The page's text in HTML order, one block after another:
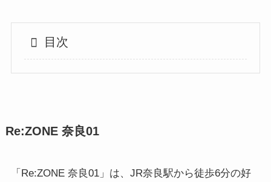
目次
Re:ZONE 奈良01
「Re:ZONE 奈良01」は、JR奈良駅から徒歩6分の好